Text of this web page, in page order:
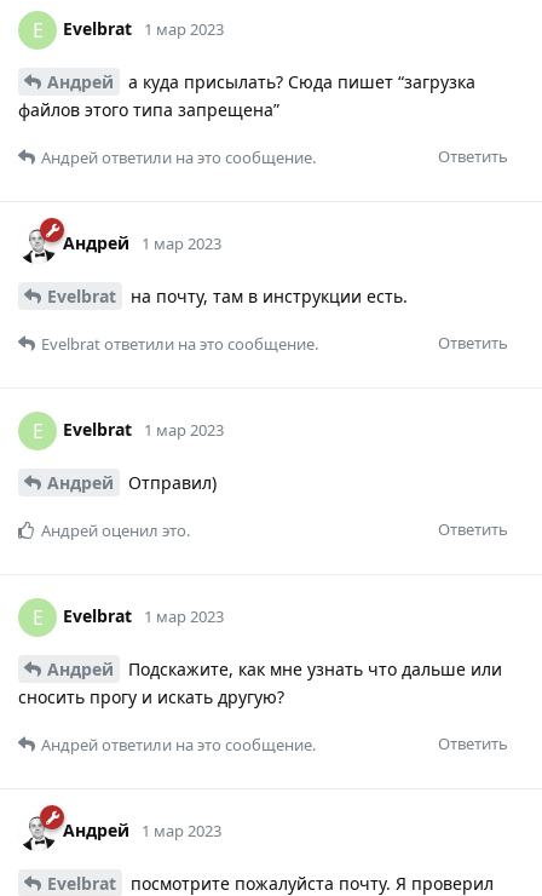
E Evelbrat 1 мар 2023
Андрей
а куда присылать? Сюда пишет “загрузка
файлов этого типа запрещена”
Ответить
Андрейответили на это сообщение.
Андрей 1 мар 2023
Evelbrat на почту, там в инструкции есть.
Ответить
Evelbratответили на это сообщение.
E Evelbrat 1 мар 2023
Андрей Отправил)
Ответить
Андрейоценил это.
E Evelbrat 1 мар 2023
Андрей
Подскажите, как мне узнать что дальше или
сносить прогу и искать другую?
Ответить
Андрейответили на это сообщение.
Андрей 1 мар 2023
Evelbrat
посмотрите пожалуйста почту. Я проверил